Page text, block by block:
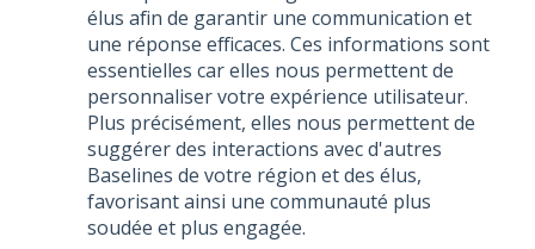
élus afin de garantir une communication et
une réponse efficaces. Ces informations sont
essentielles car elles nous permettent de
personnaliser votre expérience utilisateur.
Plus précisément, elles nous permettent de
suggérer des interactions avec d'autres
Baselines de votre région et des élus,
favorisant ainsi une communauté plus
soudée et plus engagée.